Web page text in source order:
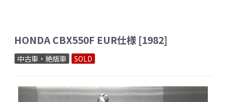
HONDA CBX550F EUR仕様 [1982]
中古車・絶版車 SOLD